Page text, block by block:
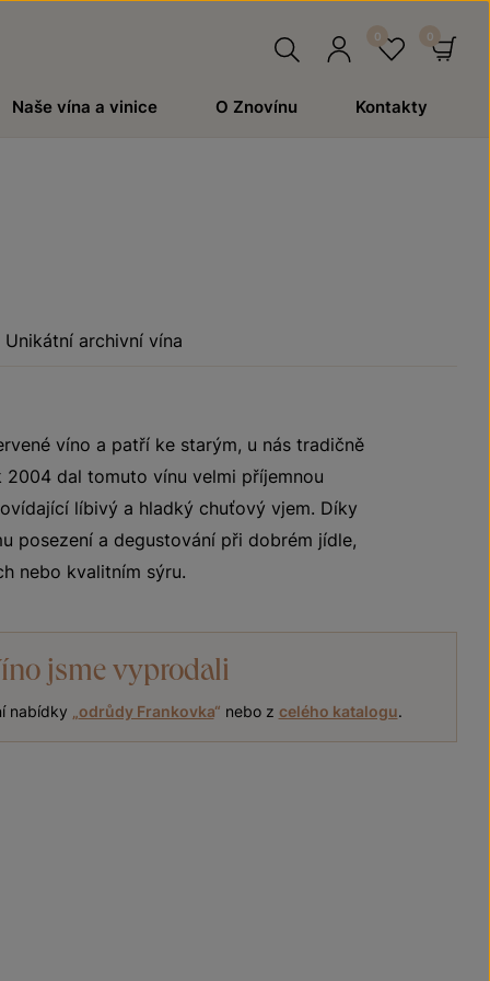
Naše vína a vinice O Znovínu Kontakty
Unikátní archivní vína
víno a patří ke starým, u nás tradičně
2004 dal tomuto vínu velmi příjemnou
líbivý a hladký chuťový vjem. Díky
posezení a degustování při dobrém jídle,
nebo kvalitním sýru.
jsme vyprodali
nabídky odrůdy Frankovka“ nebo z celého katalogu.